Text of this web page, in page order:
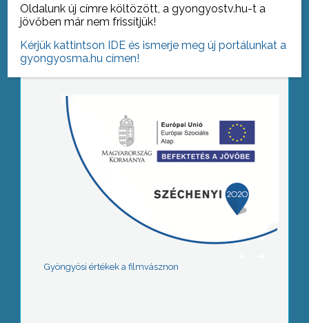
Gyöngyösi értékek a filmvásznon
Oldalunk új címre költözött, a gyongyostv.hu-t a
jövőben már nem frissítjük!
Kérjük kattintson IDE és ismerje meg új portálunkat a
gyongyosma.hu címen!